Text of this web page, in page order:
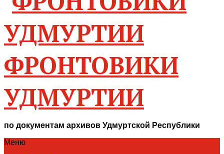
ФРОНТОВИКИ
УДМУРТИИ
по документам архивов Удмуртской Республики
Меню